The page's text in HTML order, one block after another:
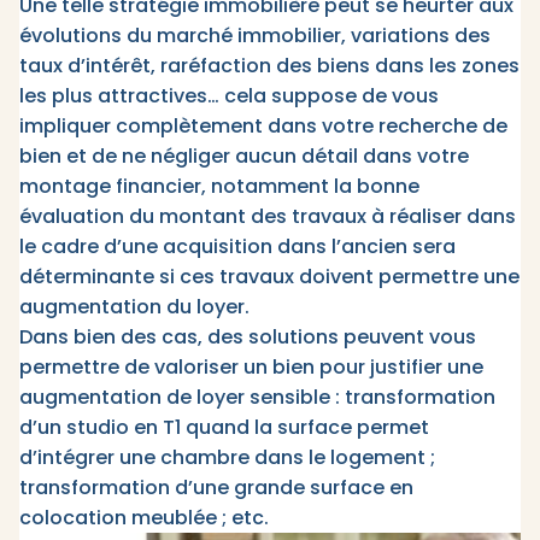
Une telle stratégie immobilière peut se heurter aux
évolutions du marché immobilier, variations des
taux d’intérêt, raréfaction des biens dans les zones
les plus attractives… cela suppose de vous
impliquer complètement dans votre recherche de
bien et de ne négliger aucun détail dans votre
montage financier, notamment la bonne
évaluation du montant des travaux à réaliser dans
le cadre d’une acquisition dans l’ancien sera
déterminante si ces travaux doivent permettre une
augmentation du loyer.
Dans bien des cas, des solutions peuvent vous
permettre de valoriser un bien pour justifier une
augmentation de loyer sensible : transformation
d’un studio en T1 quand la surface permet
d’intégrer une chambre dans le logement ;
transformation d’une grande surface en
colocation meublée ; etc.